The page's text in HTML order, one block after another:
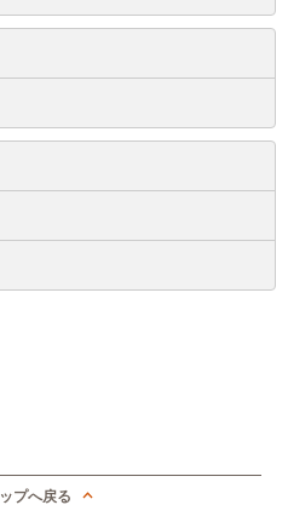
プへ戻る